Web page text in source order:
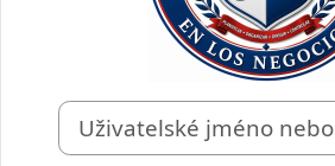
Uživatelské jméno nebo e-mail